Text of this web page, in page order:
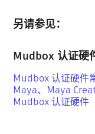
另请参见：
Mudbox 认证硬
Mudbox 认证硬件
Maya、Maya
Mudbox 认证硬件